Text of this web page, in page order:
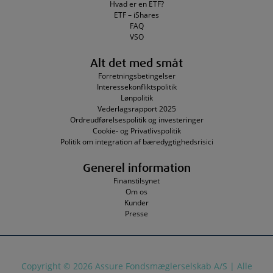
Hvad er en ETF?
ETF – iShares
FAQ
VSO
Alt det med småt
Forretningsbetingelser
Interessekonfliktspolitik
Lønpolitik
Vederlagsrapport 2025
Ordreudførelsespolitik og investeringer
Cookie- og Privatlivspolitik
Politik om integration af bæredygtighedsrisici
Generel information
Finanstilsynet
Om os
Kunder
Presse
Copyright © 2026 Assure Fondsmæglerselskab A/S | Alle